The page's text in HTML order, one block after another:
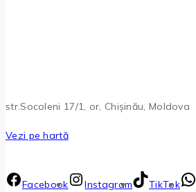
str.Socoleni 17/1, or, Chișinău, Moldova
Vezi pe hartă
Facebook Instagram TikTok